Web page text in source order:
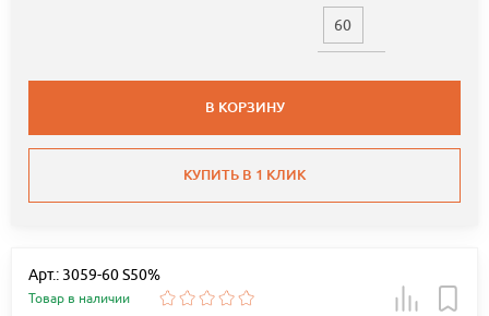
60
В КОРЗИНУ
КУПИТЬ В 1 КЛИК
Арт.: 3059-60 S50%
Товар в наличии